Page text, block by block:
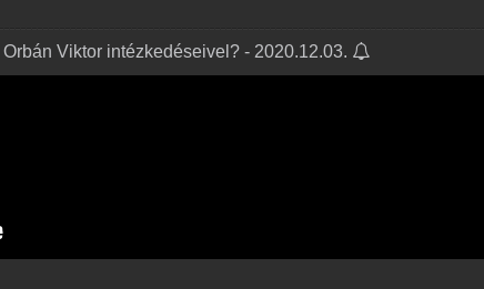
Viktor intézkedéseivel? - 2020.12.03.